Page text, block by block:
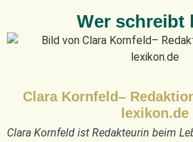
Wer schreibt
Clara Kornfeld–
lexikon.de
Clara Kornfeld ist Redakteurin beim